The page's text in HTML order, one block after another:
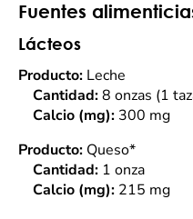
Fuentes
Lácteos
Producto: Leche
Cantidad:8 onzas (1
Calcio (mg): 300 mg
Producto: Queso*
Cantidad: 1 onza
Calcio (mg): 215 mg